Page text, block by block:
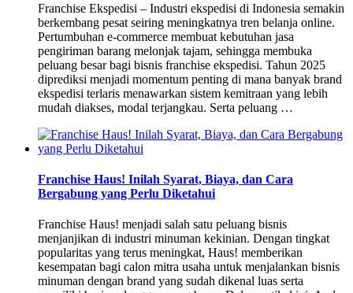
Franchise Ekspedisi – Industri ekspedisi di Indonesia semakin
berkembang pesat seiring meningkatnya tren belanja online.
Pertumbuhan e-commerce membuat kebutuhan jasa
pengiriman barang melonjak tajam, sehingga membuka
peluang besar bagi bisnis franchise ekspedisi. Tahun 2025
diprediksi menjadi momentum penting di mana banyak brand
ekspedisi terlaris menawarkan sistem kemitraan yang lebih
mudah diakses, modal terjangkau. Serta peluang …
Franchise Haus! Inilah Syarat, Biaya, dan Cara
Bergabung yang Perlu Diketahui
Franchise Haus! menjadi salah satu peluang bisnis
menjanjikan di industri minuman kekinian. Dengan tingkat
popularitas yang terus meningkat, Haus! memberikan
kesempatan bagi calon mitra usaha untuk menjalankan bisnis
minuman dengan brand yang sudah dikenal luas serta